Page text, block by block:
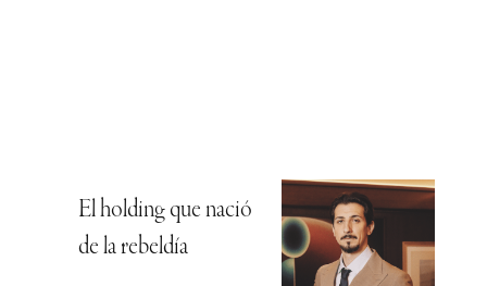
El holding que nació
de la rebeldía